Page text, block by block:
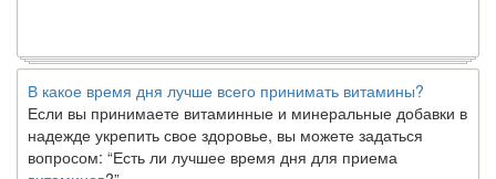
В какое время дня лучше всего принимать витамины?
Если вы принимаете витаминные и минеральные добавки в
надежде укрепить свое здоровье, вы можете задаться
вопросом: “Есть ли лучшее время дня для приема
витаминов ?”